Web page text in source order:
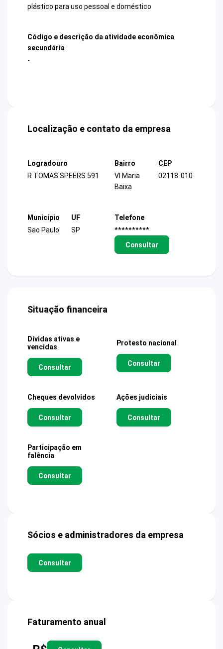
plástico para uso pessoal e doméstico
Código e descrição da atividade econômica
secundária
-
Localização e contato da empresa
Logradouro
R TOMAS SPEERS 591
Bairro
Vl Maria
Baixa
CEP
02118-010
Município
Sao Paulo
UF
SP
Telefone
**********
Consultar
Situação financeira
Dívidas ativas e
vencidas
Consultar
Protesto nacional
Consultar
Cheques devolvidos
Consultar
Ações judiciais
Consultar
Participação em
falência
Consultar
Sócios e administradores da empresa
Consultar
Faturamento anual